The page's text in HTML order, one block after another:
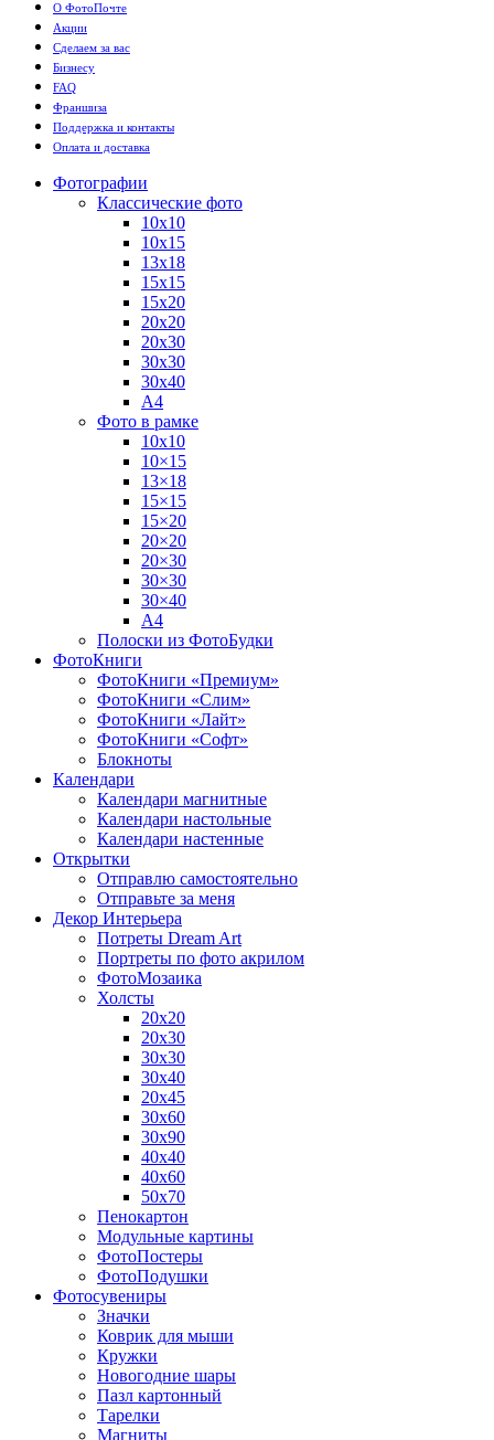
О ФотоПочте
Акции
Сделаем за вас
Бизнесу
FAQ
Франшиза
Поддержка и контакты
Оплата и доставка
Фотографии
Классические фото
10х10
10х15
13х18
15х15
15х20
20х20
20х30
30х30
30х40
А4
Фото в рамке
10х10
10×15
13×18
15×15
15×20
20×20
20×30
30×30
30×40
A4
Полоски из ФотоБудки
ФотоКниги
ФотоКниги «Премиум»
ФотоКниги «Слим»
ФотоКниги «Лайт»
ФотоКниги «Софт»
Блокноты
Календари
Календари магнитные
Календари настольные
Календари настенные
Открытки
Отправлю самостоятельно
Отправьте за меня
Декор Интерьера
Потреты Dream Art
Портреты по фото акрилом
ФотоМозаика
Холсты
20х20
20х30
30х30
30х40
20х45
30х60
30х90
40х40
40х60
50х70
Пенокартон
Модульные картины
ФотоПостеры
ФотоПодушки
Фотоcувениры
Значки
Коврик для мыши
Кружки
Новогодние шары
Пазл картонный
Тарелки
Магниты